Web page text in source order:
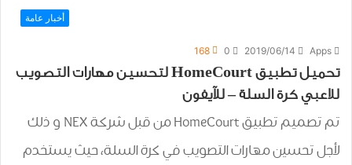
أخبار عامة
Apps
2019/06/14
0
168
تحميل تطبيق HomeCourt لتحسين مهارات التصويب
للاعبي كرة السلة – للآيفون
تم تصميم تطبيق HomeCourt من قبل شركة NEX و ذلك
لأجل تحسين ﻣﻬﺎﺭﺍﺕ ﺍﻟﺘﺼﻮﻳﺐ ﻓﻲ ﻛﺮﺓ ﺍﻟﺴﻠﺔ، حيث يستخدم